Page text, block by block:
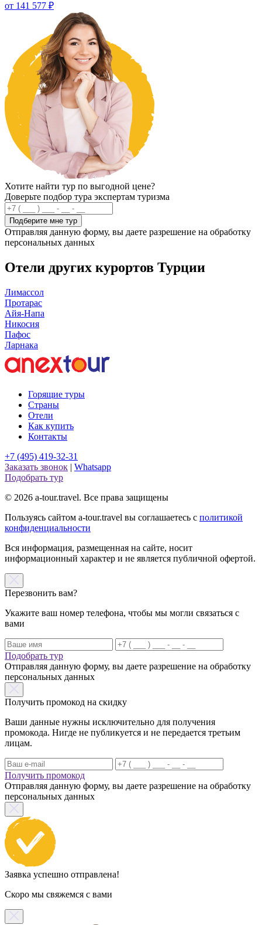
от 141 577 ₽
Хотите найти тур по выгодной цене?
Доверьте подбор тура экспертам туризма
Подберите мне тур
Отправляя данную форму, вы даете разрешение на обработку
персональных данных
Отели других курортов Турции
Лимассол
Протарас
Айя-Напа
Никосия
Пафос
Ларнака
Горящие туры
Страны
Отели
Как купить
Контакты
+7 (495) 419-32-31
Заказать звонок | Whatsapp
Подобрать тур
© 2026 a-tour.travel. Все права защищены
Пользуясь сайтом a-tour.travel вы соглашаетесь с политикой
конфиденциальности
Вся информация, размещенная на сайте, носит
информационный характер и не является публичной офертой.
Перезвонить вам?
Укажите ваш номер телефона, чтобы мы могли связаться с
вами
Подобрать тур
Отправляя данную форму, вы даете разрешение на обработку
персональных данных
Получить промокод на скидку
Ваши данные нужны исключительно для получения
промокода. Нигде не публикуется и не передается третьим
лицам.
Получить промокод
Отправляя данную форму, вы даете разрешение на обработку
персональных данных
Заявка успешно отправлена!
Скоро мы свяжемся с вами